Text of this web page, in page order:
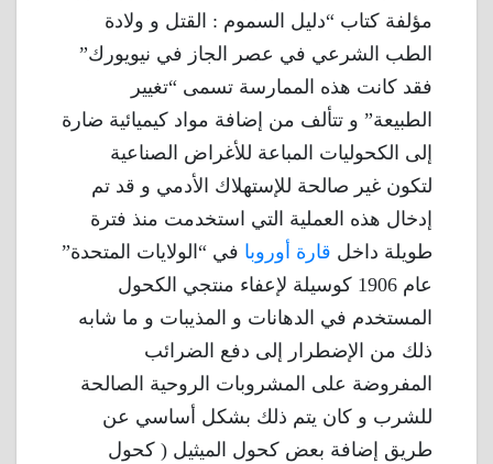
مؤلفة كتاب “دليل السموم : القتل و ولادة
الطب الشرعي في عصر الجاز في نيويورك”
فقد كانت هذه الممارسة تسمى “تغيير
الطبيعة” و تتألف من إضافة مواد كيميائية ضارة
إلى الكحوليات المباعة للأغراض الصناعية
لتكون غير صالحة للإستهلاك الأدمي و قد تم
إدخال هذه العملية التي استخدمت منذ فترة
طويلة داخل قارة أوروبا في “الولايات المتحدة”
عام 1906 كوسيلة لإعفاء منتجي الكحول
المستخدم في الدهانات و المذيبات و ما شابه
ذلك من الإضطرار إلى دفع الضرائب
المفروضة على المشروبات الروحية الصالحة
للشرب و كان يتم ذلك بشكل أساسي عن
طريق إضافة بعض كحول الميثيل ( كحول